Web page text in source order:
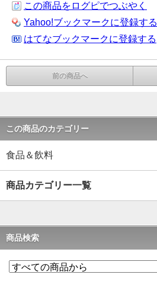
この商品をログピでつぶやく
Yahoo!ブックマークに登録する
はてなブックマークに登録する
前の商品へ
この商品のカテゴリー
食品＆飲料
商品カテゴリー一覧
商品検索